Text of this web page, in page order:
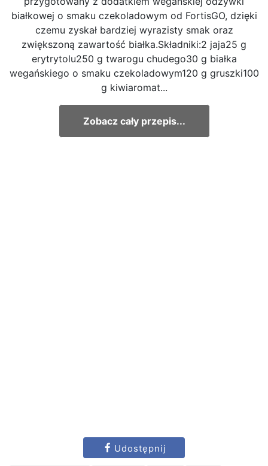
białkowej o smaku czekoladowym od FortisGO, dzięki
czemu zyskał bardziej wyrazisty smak oraz
zwiększoną zawartość białka.Składniki:2 jaja25 g
erytrytolu250 g twarogu chudego30 g białka
wegańskiego o smaku czekoladowym120 g gruszki100
g kiwiaromat...
Zobacz cały przepis...
Udostępnij